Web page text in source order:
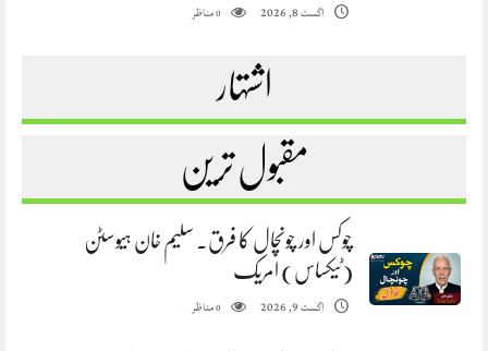
اگست 8, 2026 0مناظر
اشتہار
مقبول ترین
چوکس اور چونچال کا فرق. سلیم خان ہیوسٹن
(ٹیکساس) امریک
اگست 9, 2026 0مناظر